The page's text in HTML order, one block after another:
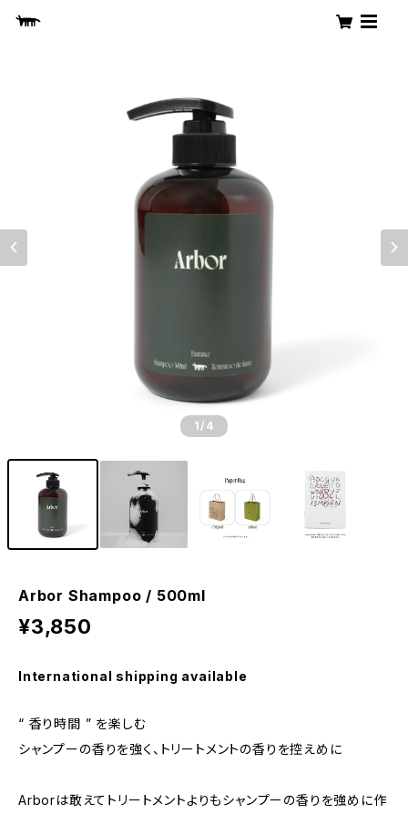
1 /4
Arbor Shampoo / 500ml
¥3,850
International shipping available
“ 香り時間 ” を楽しむ
シャンプーの香りを強く、トリートメントの香りを控えめに
Arborは敢えてトリートメントよりもシャンプーの香りを強めに作